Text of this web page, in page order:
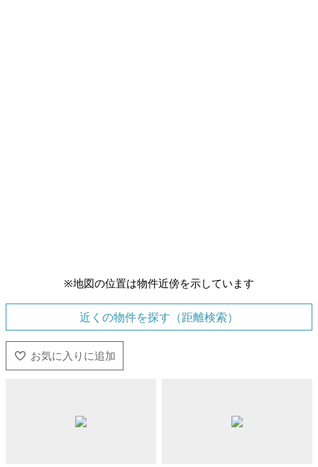
※地図の位置は物件近傍を示しています
近くの物件を探す（距離検索）